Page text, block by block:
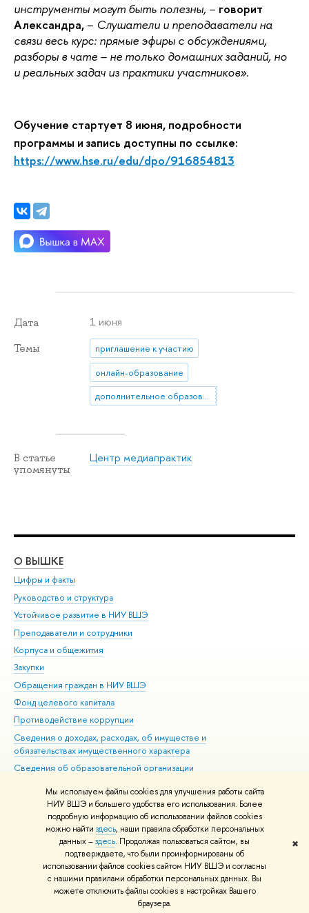
Мы используем файлы cookies для улучшения работы сайта
НИУ ВШЭ и большего удобства его использования. Более
подробную информацию об использовании файлов cookies
можно найти здесь, наши правила обработки персональных
данных –здесь. Продолжая пользоваться сайтом, вы
подтверждаете, что были проинформированы об
использовании файлов cookies сайтом НИУ ВШЭ и согласны
с нашими правилами обработки персональных данных. Вы
можете отключить файлы cookies в настройках Вашего
браузера.
✖
инструменты могут быть полезны, – говорит
Александра, – Слушатели и преподаватели на
связи весь курс: прямые эфиры с обсуждениями,
разборы в чате – не только домашних заданий, но
и реальных задач из практики участников».
Обучение стартует 8 июня, подробности
программы и запись доступны по ссылке:
https://www.hse.ru/edu/dpo/916854813
Дата 1 июня
Темы
приглашение к участию
онлайн-образование
дополнительное образование
В статье
упомянуты
Центр медиапрактик
О ВЫШКЕ
Цифры и факты
Руководство и структура
Устойчивое развитие в НИУ ВШЭ
Преподаватели и сотрудники
Корпуса и общежития
Закупки
Обращения граждан в НИУ ВШЭ
Фонд целевого капитала
Противодействие коррупции
Сведения о доходах, расходах, об имуществе и
обязательствах имущественного характера
Сведения об образовательной организации
Людям с ограниченными возможностями здоровья
Единая платежная страница
Работа в Вышке
© НИУ ВШЭ 1993–2026 Адреса и контакты Условия использования
материалов Политика конфиденциальности Карта сайта
Шрифты HSE Sans и HSE Slab разработаны вШколе дизайна НИУ ВШЭ